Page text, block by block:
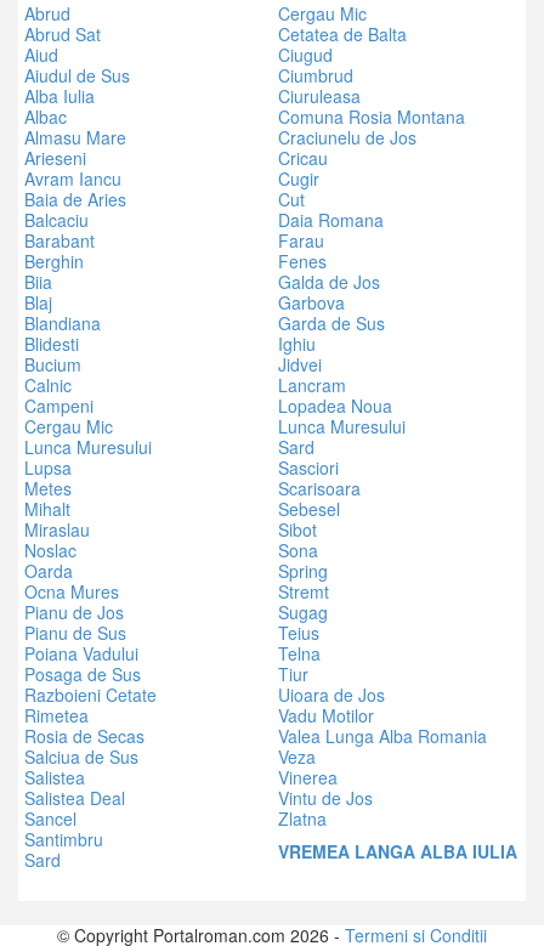
Abrud
Abrud Sat
Aiud
Aiudul de Sus
Alba Iulia
Albac
Almasu Mare
Arieseni
Avram Iancu
Baia de Aries
Balcaciu
Barabant
Berghin
Biia
Blaj
Blandiana
Blidesti
Bucium
Calnic
Campeni
Cergau Mic
Cergau Mic
Cetatea de Balta
Ciugud
Ciumbrud
Ciuruleasa
Comuna Rosia Montana
Craciunelu de Jos
Cricau
Cugir
Cut
Daia Romana
Farau
Fenes
Galda de Jos
Garbova
Garda de Sus
Ighiu
Jidvei
Lancram
Lopadea Noua
Lunca Muresului
Lunca Muresului
Lupsa
Metes
Mihalt
Miraslau
Noslac
Oarda
Ocna Mures
Pianu de Jos
Pianu de Sus
Poiana Vadului
Posaga de Sus
Razboieni Cetate
Rimetea
Rosia de Secas
Salciua de Sus
Salistea
Salistea Deal
Sancel
Santimbru
Sard
Sard
Sasciori
Scarisoara
Sebesel
Sibot
Sona
Spring
Stremt
Sugag
Teius
Telna
Tiur
Uioara de Jos
Vadu Motilor
Valea Lunga Alba Romania
Veza
Vinerea
Vintu de Jos
Zlatna
VREMEA LANGA ALBA IULIA
© Copyright Portalroman.com 2026 - Termeni si Conditii